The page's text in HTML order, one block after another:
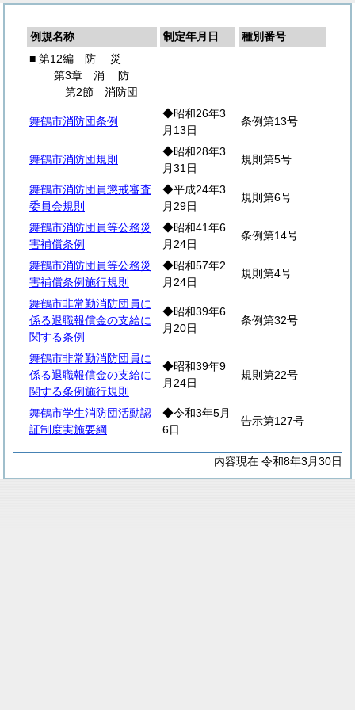
例規名称 制定年月日
種別番号
■ 第12編 防 災
第3章 消 防
第2節 消防団
舞鶴市消防団条例
◆昭和26年3
月13日
条例第13号
舞鶴市消防団規則
◆昭和28年3
月31日
規則第5号
舞鶴市消防団員懲戒審査
委員会規則
◆平成24年3
月29日
規則第6号
舞鶴市消防団員等公務災
害補償条例
◆昭和41年6
月24日
条例第14号
舞鶴市消防団員等公務災
害補償条例施行規則
◆昭和57年2
月24日
規則第4号
舞鶴市非常勤消防団員に
係る退職報償金の支給に
関する条例
◆昭和39年6
月20日
条例第32号
舞鶴市非常勤消防団員に
係る退職報償金の支給に
関する条例施行規則
◆昭和39年9
月24日
規則第22号
舞鶴市学生消防団活動認
証制度実施要綱
◆令和3年5月
6日
告示第127号
内容現在 令和8年3月30日